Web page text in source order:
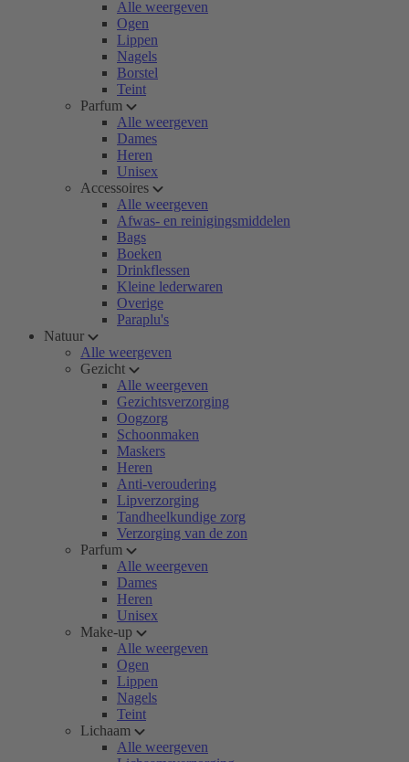
Alle weergeven
Ogen
Lippen
Nagels
Borstel
Teint
Parfum
Alle weergeven
Dames
Heren
Unisex
Accessoires
Alle weergeven
Afwas- en reinigingsmiddelen
Bags
Boeken
Drinkflessen
Kleine lederwaren
Overige
Paraplu's
Natuur
Alle weergeven
Gezicht
Alle weergeven
Gezichtsverzorging
Oogzorg
Schoonmaken
Maskers
Heren
Anti-veroudering
Lipverzorging
Tandheelkundige zorg
Verzorging van de zon
Parfum
Alle weergeven
Dames
Heren
Unisex
Make-up
Alle weergeven
Ogen
Lippen
Nagels
Teint
Lichaam
Alle weergeven